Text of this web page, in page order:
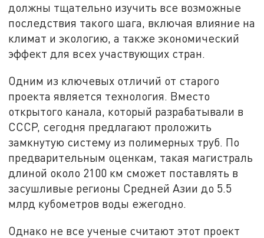
должны тщательно изучить все возможные
последствия такого шага, включая влияние на
климат и экологию, а также экономический
эффект для всех участвующих стран.
Одним из ключевых отличий от старого
проекта является технология. Вместо
открытого канала, который разрабатывали в
СССР, сегодня предлагают проложить
замкнутую систему из полимерных труб. По
предварительным оценкам, такая магистраль
длиной около 2100 км сможет поставлять в
засушливые регионы Средней Азии до 5.5
млрд кубометров воды ежегодно.
Однако не все ученые считают этот проект